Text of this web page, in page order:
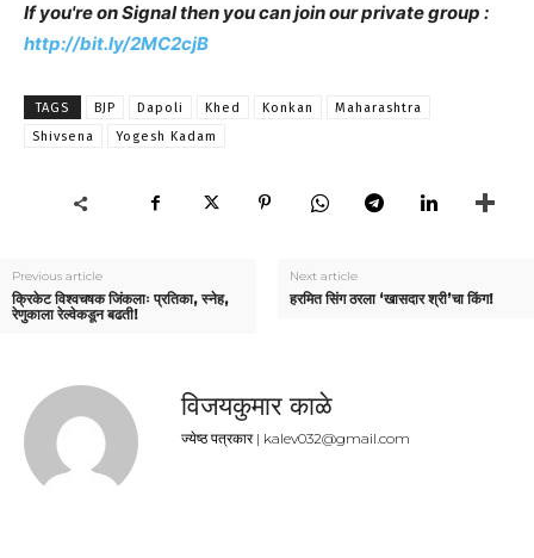
If you're on Signal then you can join our private group :
http://bit.ly/2MC2cjB
TAGS BJP Dapoli Khed Konkan
Maharashtra
Shivsena
Yogesh Kadam
Previous article
क्रिकेट विश्वचषक जिंकलाः प्रतिका, स्नेह,
रेणुकाला रेल्वेकडून बढती!
Next article
हरमित सिंग ठरला ‘खासदार श्री’चा किंग!
विजयकुमार काळे
ज्येष्ठ पत्रकार | kalev032@gmail.com